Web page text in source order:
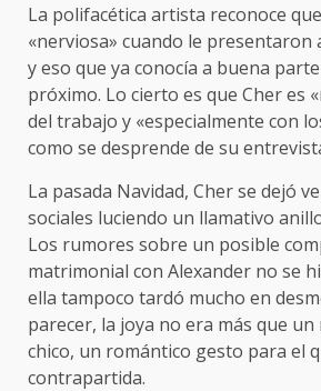
La polifacética artista reconoce
«nerviosa» cuando le
y eso que ya conocía a buena
próximo. Lo cierto es que Cher es
del trabajo y «especialmente con
como se desprende de su
La pasada Navidad, Cher se dejó
sociales luciendo un llamativo
Los rumores sobre un posible
matrimonial con Alexander no se
ella tampoco tardó mucho en
parecer, la joya no era más que un
chico, un romántico gesto para el
contrapartida.